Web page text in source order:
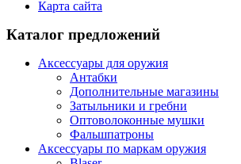
Карта сайта
Каталог предложений
Аксессуары для оружия
Антабки
Дополнительные магазины
Затыльники и гребни
Оптоволоконные мушки
Фальшпатроны
Аксессуары по маркам оружия